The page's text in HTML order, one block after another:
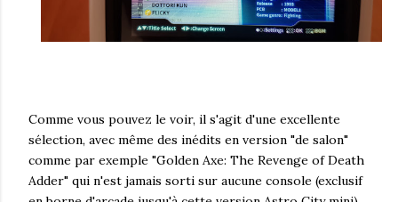
Comme vous pouvez le voir, il s'agit d'une excellente
sélection, avec même des inédits en version "de salon"
comme par exemple "Golden Axe: The Revenge of Death
Adder" qui n'est jamais sorti sur aucune console (exclusif